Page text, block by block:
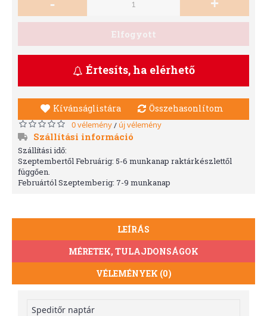
Elfogyott
Értesíts, ha elérhető
Kívánságlistára Összehasonlítom
0 vélemény/ új vélemény
Szállítási információ
Szállítási idő:
Szeptembertől Februárig: 5-6 munkanap raktárkészlettől
függően.
Februártól Szeptemberig: 7-9 munkanap
LEÍRÁS
MÉRETEK, TULAJDONSÁGOK
VÉLEMÉNYEK (0)
Speditőr naptár